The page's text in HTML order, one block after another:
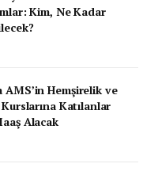
Kim, Ne Kadar
AMS’in Hemşirelik ve
Kurslarına Katılanlar
Alacak